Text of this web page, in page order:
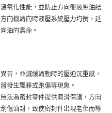
資料，並將交易相關給付款項請求債
理人或監護人之同意方可使用
據個別帳號之用戶狀況，依本公司即
資訊註冊。若發現惡意使用之情形，
氧化性能，並防止方向盤液壓油結
向機轉向時液壓系統壓力均衡，延
油的壽命。
音，並減緩轉動時的壓迫沉重感，
發生飄移或跑偏等現象。
法為密封零件提供潤滑保護，方向
傷油封，致使密封件出現老化而導